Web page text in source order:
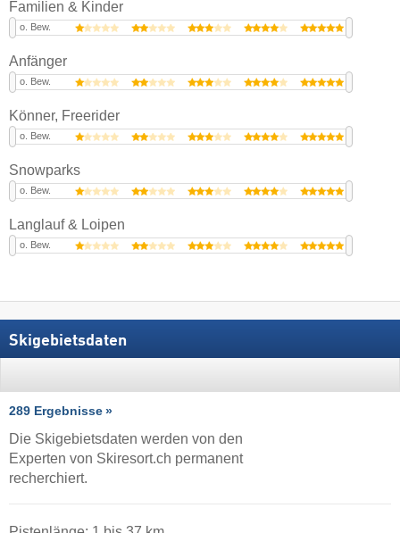
Familien & Kinder
o. Bew.
Anfänger
o. Bew.
Könner, Freerider
o. Bew.
Snowparks
o. Bew.
Langlauf & Loipen
o. Bew.
Skigebietsdaten
289 Ergebnisse
Die Skigebietsdaten werden von den
Experten von Skiresort.ch permanent
recherchiert.